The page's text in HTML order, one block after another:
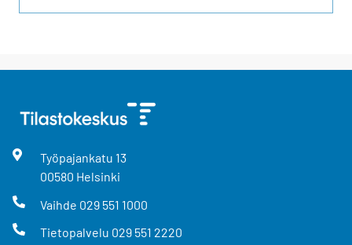
Työpajankatu 13
00580 Helsinki
Vaihde 029 551 1000
Tietopalvelu 029 551 2220